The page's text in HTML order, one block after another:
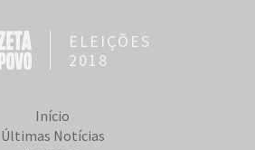
ELEIÇÕES
2018
Início
Últimas Notícias